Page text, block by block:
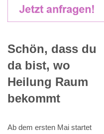
Schön, dass du
da bist, wo
Heilung Raum
bekommt
Ab dem ersten Mai startet